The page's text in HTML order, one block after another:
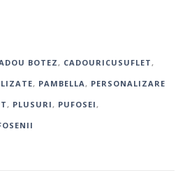
BOTEZ, CADOURICUSUFLET,
, PAMBELLA, PERSONALIZARE
, PLUSURI, PUFOSEI,